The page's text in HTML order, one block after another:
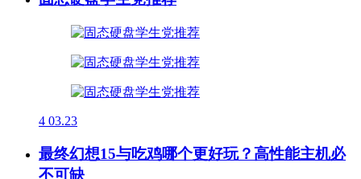
4 03.23
最终幻想15与吃鸡哪个更好玩？高性能主机必
不可缺